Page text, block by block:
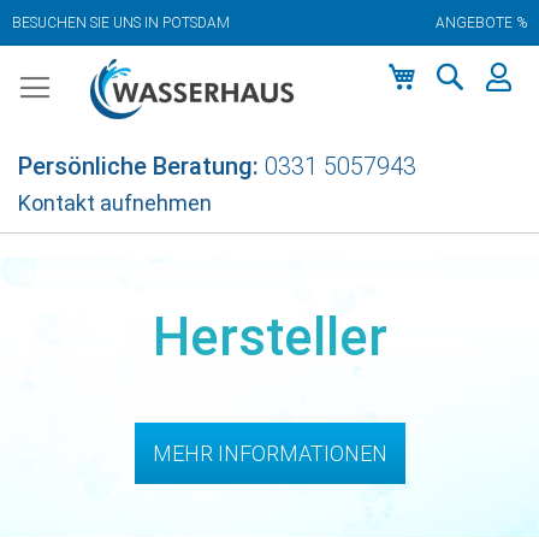
BESUCHEN SIE UNS IN POTSDAM ANGEBOTE %
Inhalt
Persönliche Beratung: 0331 5057943
Kontakt aufnehmen
Hersteller
MEHR INFORMATIONEN